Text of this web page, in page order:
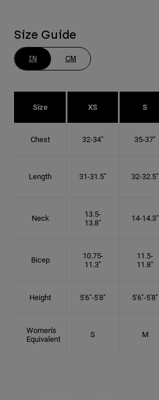
Size Guide
IN CM
Size XS S
Chest 32-34" 35-37"
Length 31-31.5" 32-32.5"
Neck
13.5-
13.8"
14-14.3"
Bicep
10.75-
11.3"
11.5-
11.8"
Height 5'6"-5'8" 5'6"-5'8"
Women's
Equivalent
S M